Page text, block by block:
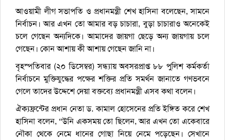
আওয়ামী লীগ সভাপতি ও প্রধানমন্ত্রী শেখ হাসিনা বলেছেন, সামনে
নির্বাচন। আর এখন তো আমার বড় চাচারা, বুড়া চাচারাও অনেকেই
চলে গেছেন অন্যদিকে। আমাদের জায়গা ছেড়ে অন্য জায়গায় চলে
গেছেন। কোন আশায় কী আশায় গেছেন জানি না।
বৃহস্পতিবার (২০ ডিসেম্বর) সন্ধ্যায় অবসরপ্রাপ্ত ৮৮ পুলিশ কর্মকর্তা
নির্বাচনে মুক্তিযুদ্ধের পক্ষের শক্তির প্রতি সমর্থন জানাতে গণভবনে
গেলে তাদের উদ্দেশে দেয়া বক্তব্যে প্রধানমন্ত্রী এসব কথা বলেন।
ঐক্যফ্রন্টের প্রধান নেতা ড. কামাল হোসেনের প্রতি ইঙ্গিত করে শেখ
হাসিনা বলেন, “উনি একসময় তো ছিলেন, আর এখন তো একেবারে
নৌকা থেকে নেমে ধানের গোছা নিয়ে নেমে পড়েছেন। সেখানে